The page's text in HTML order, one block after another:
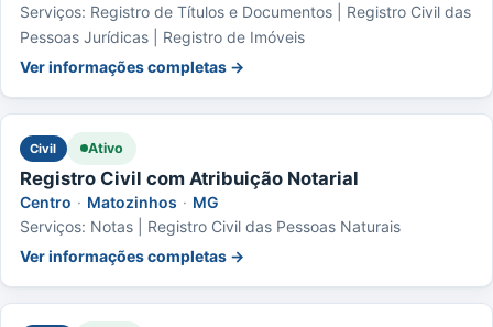
Serviços: Registro de Títulos e Documentos | Registro Civil das
Pessoas Jurídicas | Registro de Imóveis
Ver informações completas →
Civil Ativo
Registro Civil com Atribuição Notarial
Centro · Matozinhos · MG
Serviços: Notas | Registro Civil das Pessoas Naturais
Ver informações completas →